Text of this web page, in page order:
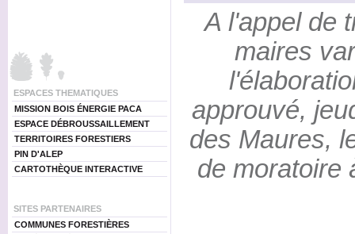
ESPACES THEMATIQUES
MISSION BOIS ÉNERGIE PACA
ESPACE DÉBROUSSAILLEMENT
TERRITOIRES FORESTIERS
PIN D'ALEP
CARTOTHÈQUE INTERACTIVE
SITES PARTENAIRES
COMMUNES FORESTIÈRES
A l'appel de
maires
approuvé,
des Maures,
de moratoire